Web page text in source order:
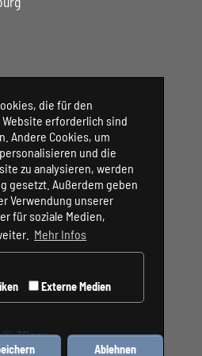
©3Base
die für den
erforderlich sind
Andere Cookies, um
und die
zu analysieren, werden
gesetzt. Außerdem geben
Verwendung unserer
für soziale Medien,
Mehr Infos
Externe Medien
Ablehnen